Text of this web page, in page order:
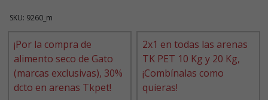
SKU: 9260_m
¡Por la compra de
alimento seco de Gato
(marcas exclusivas), 30%
dcto en arenas Tkpet!
2x1 en todas las arenas
TK PET 10 Kg y 20 Kg,
¡Combínalas como
quieras!